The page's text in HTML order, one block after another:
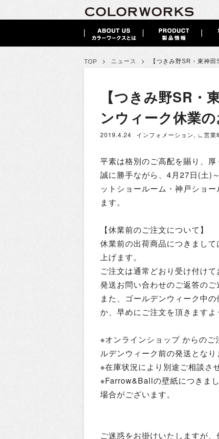
TOP > ニュース > 【つきみ野SR・東神
【つきみ野SR・
ンウィーク休業
2019.4.24 インフォメーション, ∟営業
平素は格別のご高配を賜り、
誠に勝手ながら、4月27日(土)
ットショールーム・神戸ショ
ます。
【休業前のご注文について】
休業前の出荷商品につきまし
上げます。
ご注文は通常どおり受け付け
発送お問い合わせのご返答の
また、ゴールデンウィーク中
か、早めにご注文を頂きます
※オンラインショップ からの
ルデンウィーク前の発送とな
※在庫状況により別途ご相談さ
※Farrow&Ballの壁紙につきま
場合がございます。
ご迷惑をお掛けいたしますが